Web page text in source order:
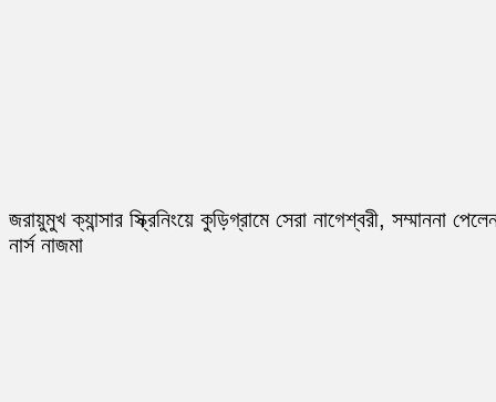
জরায়ুমুখ ক্যান্সার স্ক্রিনিংয়ে কুড়িগ্রামে সেরা নাগেশ্বরী, সম্মাননা
নার্স নাজমা